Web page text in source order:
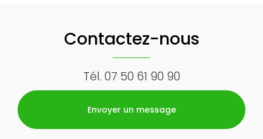
Contactez-nous
Tél. 07 50 61 90 90
Envoyer un message